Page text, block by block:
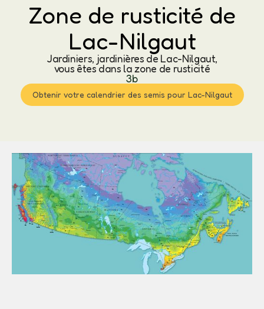
Zone de rusticité de
Lac-Nilgaut
Jardiniers, jardinières de Lac-Nilgaut,
vous êtes dans la zone de rusticité
3b
Obtenir votre calendrier des semis pour Lac-Nilgaut